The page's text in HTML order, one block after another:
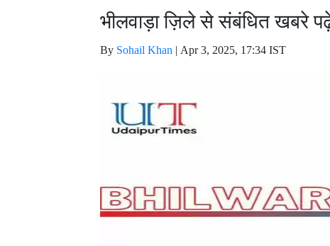
भीलवाड़ा ज़िले से संबंधित खबरे
By Sohail Khan | Apr 3, 2025, 17:34 IST